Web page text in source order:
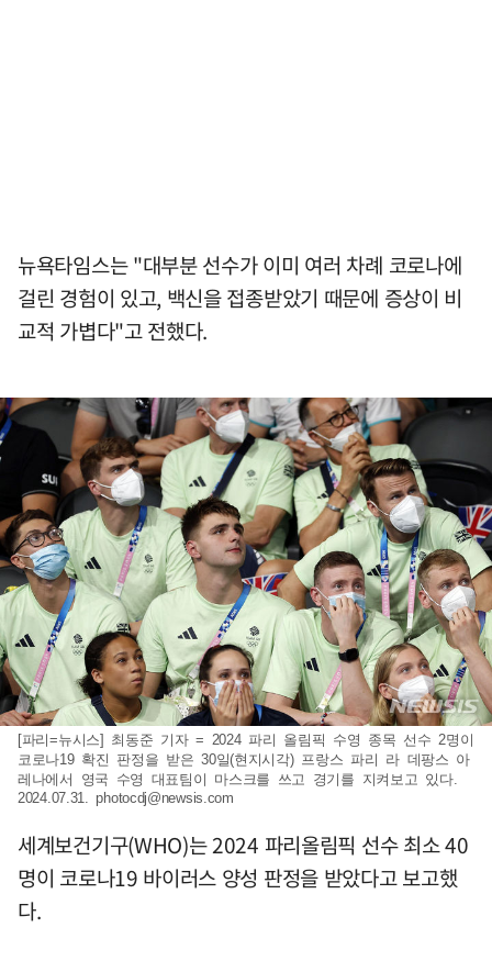
뉴욕타임스는 "대부분 선수가 이미 여러 차례 코로나에
걸린 경험이 있고, 백신을 접종받았기 때문에 증상이 비
교적 가볍다"고 전했다.
[파리=뉴시스] 최동준 기자 = 2024 파리 올림픽 수영 종목 선수 2명이
코로나19 확진 판정을 받은 30일(현지시각) 프랑스 파리 라 데팡스 아
레나에서 영국 수영 대표팀이 마스크를 쓰고 경기를 지켜보고 있다.
2024.07.31.photocdj@newsis.com
세계보건기구(WHO)는 2024 파리올림픽 선수 최소 40
명이 코로나19 바이러스 양성 판정을 받았다고 보고했
다.